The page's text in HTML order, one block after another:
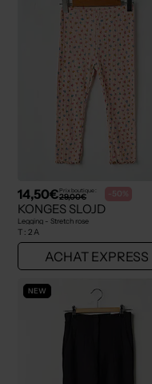
14,50€Prix boutique :
29,00€ -50%
KONGES SLOJD
Legging - Stretch rose
T : 2 A
ACHAT EXPRESS
NEW